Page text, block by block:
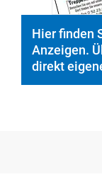
Hier finden
Anzeigen.
direkt